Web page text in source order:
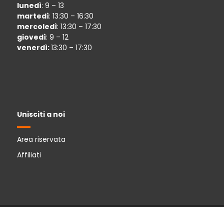
lunedì: 9 – 13
martedì: 13:30 – 16:30
mercoledì: 13:30 – 17:30
giovedì: 9 – 12
venerdì:13:30 – 17:30
Unisciti a noi
Area riservata
Affiliati